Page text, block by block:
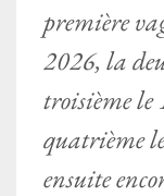
première
2026, la
troisième
quatrième
ensuite